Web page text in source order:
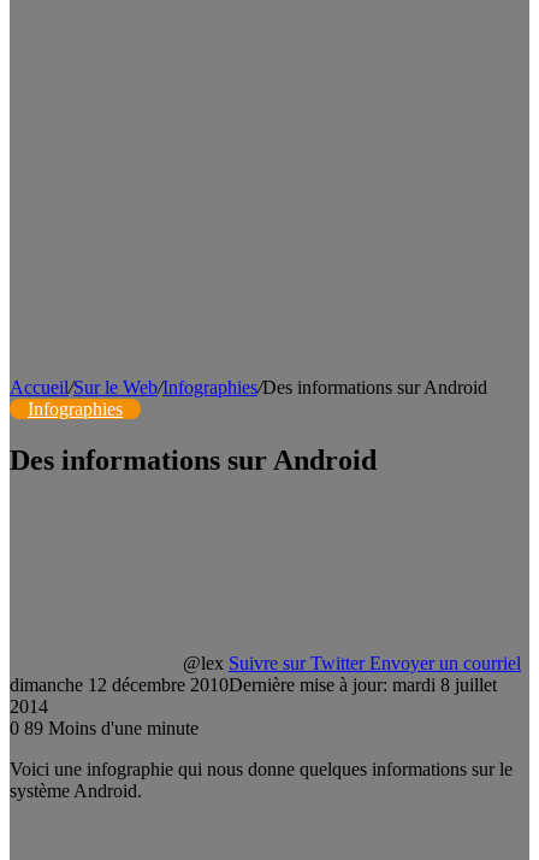
Accueil/Sur le Web/Infographies/Des informations sur Android
Infographies
Des informations sur Android
@lex Suivre sur Twitter Envoyer un courriel
dimanche 12 décembre 2010Dernière mise à jour: mardi 8 juillet
2014
0 89 Moins d'une minute
Voici une infographie qui nous donne quelques informations sur le
système Android.